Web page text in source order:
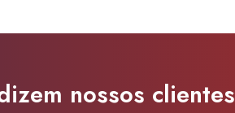
nossos clientes